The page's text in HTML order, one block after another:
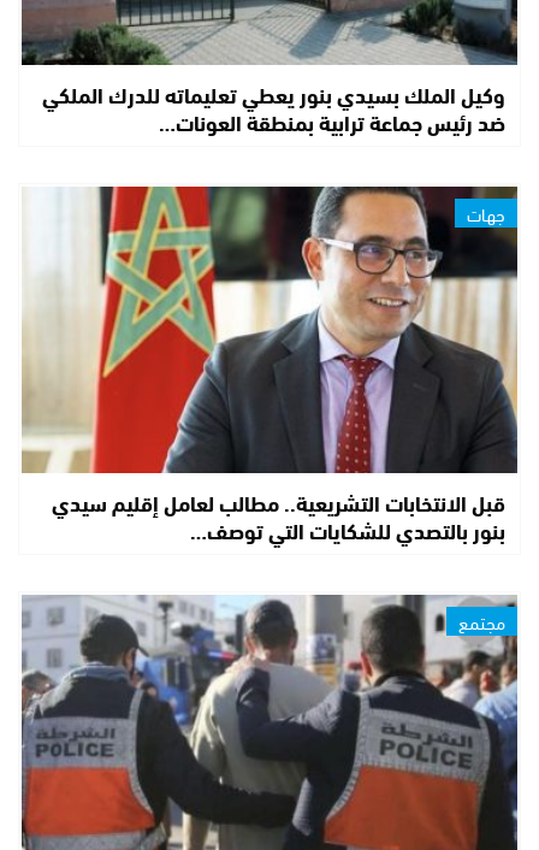
وكيل الملك بسيدي بنور يعطي تعليماته للدرك الملكي
ضد رئيس جماعة ترابية بمنطقة العونات…
جهات
قبل الانتخابات التشريعية.. مطالب لعامل إقليم سيدي
بنور بالتصدي للشكايات التي توصف…
مجتمع